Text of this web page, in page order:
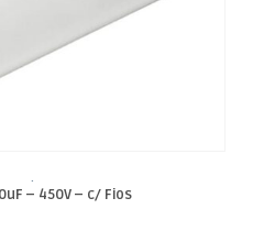
de
– 450V – c/ Fios